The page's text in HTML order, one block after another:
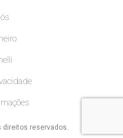
direitos reservados.